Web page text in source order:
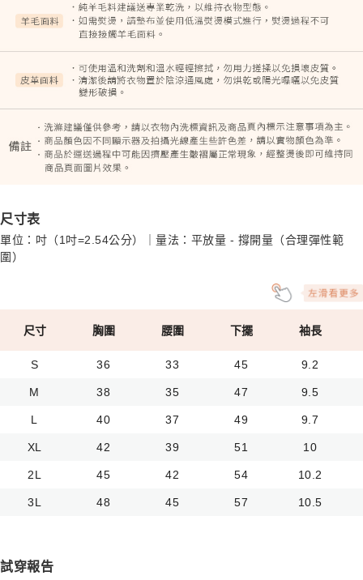
尺寸表
單位：吋（1吋=2.54公分）｜量法：平放量 - 撐開量（合理彈性範
圍）
尺寸 胸圍 腰圍 下擺 袖長
S 36 33 45 9.2
M 38 35 47 9.5
L 40 37 49 9.7
XL 42 39 51 10
2L 45 42 54 10.2
3L 48 45 57 10.5
試穿報告